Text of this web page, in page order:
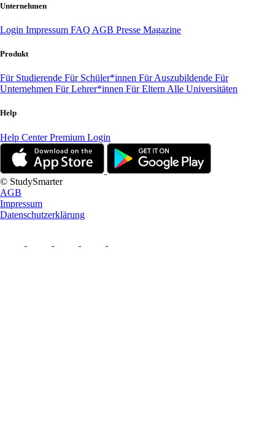
Unternehmen
Login Impressum FAQ AGB Presse Magazine
Produkt
Für Studierende Für Schüler*innen Für Auszubildende Für
Unternehmen Für Lehrer*innen Für Eltern Alle Universitäten
Help
Help CenterPremium Login
© StudySmarter
AGB
Impressum
Datenschutzerklärung